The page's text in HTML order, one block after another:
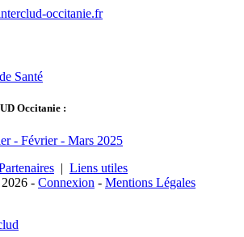
occitanie.fr
Occitanie :
- Février - Mars 2025
| Liens utiles
- Connexion - Mentions Légales